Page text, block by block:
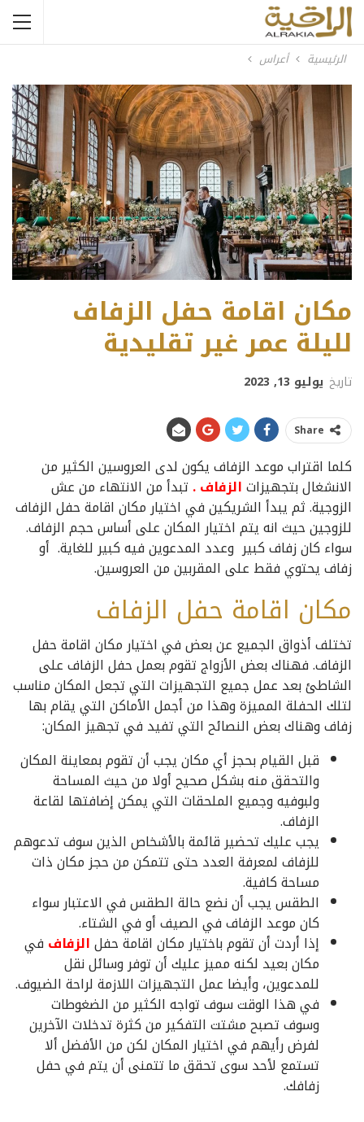
الرئيسية أعراس
مكان اقامة حفل الزفاف
لليلة عمر غير تقليدية
تاريخ يوليو 13, 2023
Share
كلما اقتراب موعد الزفاف يكون لدى العروسين الكثير من
الانشغال بتجهيزاتالزفاف. تبدأ من الانتهاء من عش
الزوجية. ثم يبدأ الشريكين في اختيار مكان اقامة حفل الزفاف
للزوجين حيث انه يتم اختيار المكان على أساس حجم الزفاف.
سواء كان زفاف كبير وعدد المدعوين فيه كبير للغاية. أو
زفاف يحتوي فقط على المقربين من العروسين.
مكان اقامة حفل الزفاف
تختلف أذواق الجميع عن بعض في اختيار مكان اقامة حفل
الزفاف. فهناك بعض الأزواج تقوم بعمل حفل الزفاف على
الشاطئ بعد عمل جميع التجهيزات التي تجعل المكان مناسب
لتلك الحفلة المميزة وهذا من أجمل الأماكن التي يقام بها
زفاف وهناك بعض النصائح التي تفيد في تجهيز المكان:
قبل القيام بحجز أي مكان يجب أن تقوم بمعاينة المكان
والتحقق منه بشكل صحيح أولا من حيث المساحة
ولبوفيه وجميع الملحقات التي يمكن إضافتها لقاعة
الزفاف.
يجب عليك تحضير قائمة بالأشخاص الذين سوف تدعوهم
للزفاف لمعرفة العدد حتى تتمكن من حجز مكان ذات
مساحة كافية.
الطقس يجب أن نضع حالة الطقس في الاعتبار سواء
كان موعد الزفاف في الصيف أو في الشتاء.
إذا أردت أن تقوم باختيار مكان اقامة حفلالزفاف في
مكان بعيد لكنه مميز عليك أن توفر وسائل نقل
للمدعوين، وأيضا عمل التجهيزات اللازمة لراحة الضيوف.
في هذا الوقت سوف تواجه الكثير من الضغوطات
وسوف تصبح مشتت التفكير من كثرة تدخلات الآخرين
لفرض رأيهم في اختيار المكان لكن من الأفضل ألا
تستمع لأحد سوى تحقق ما تتمنى أن يتم في حفل
زفافك.